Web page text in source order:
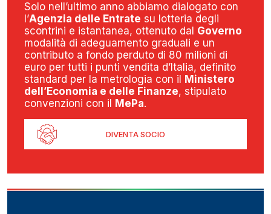
Solo nell’ultimo anno abbiamo dialogato con
l’Agenzia delle Entrate su lotteria degli
scontrini e istantanea, ottenuto dal Governo
modalità di adeguamento graduali e un
contributo a fondo perduto di 80 milioni di
euro per tutti i punti vendita d’Italia, definito
standard per la metrologia con il
Ministero
dell’Economia e delle Finanze, stipulato
convenzioni con il
MePa.
DIVENTA SOCIO